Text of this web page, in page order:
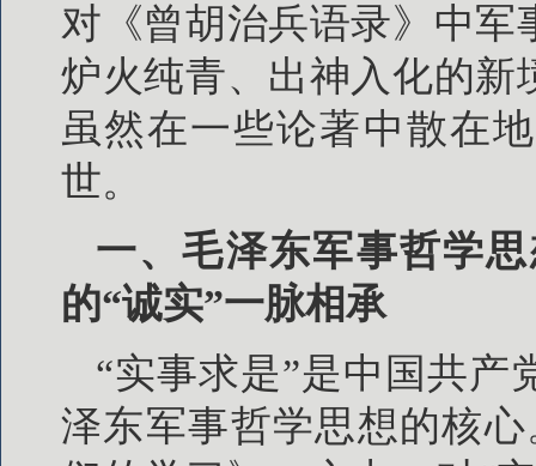
对《曾胡治兵语录》中
炉火纯青、出神入化的新
虽然在一些论著中散在
世。
一、毛泽东军事哲学
的“诚实”一脉相承
“实事求是”是中国共产
泽东军事哲学思想的核